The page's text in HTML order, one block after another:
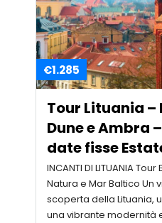
€1.285
Tour Lituania
Dune e Ambra
date fisse
INCANTI DI LITUANIA
Natura e Mar Baltico Un
scoperta della Lituania,
una vibrante modernità